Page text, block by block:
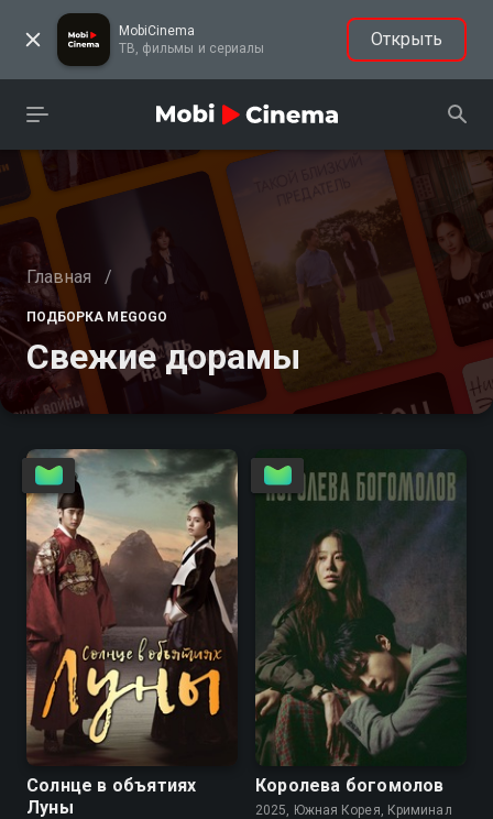
MobiCinema
ТВ, фильмы и сериалы
Открыть
Главная /
ПОДБОРКА MEGOGO
Свежие дорамы
8.0 7.9
Солнце в объятиях
Луны
7.3
Королева богомолов
2025, Южная Корея, Криминал